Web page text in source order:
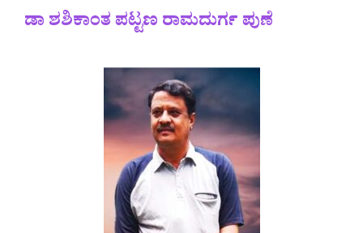
ಡಾ ಶಶಿಕಾಂತ ಪಟ್ಟಣ ರಾಮದುರ್ಗ ಪುಣೆ